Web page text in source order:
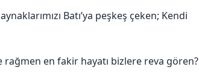
Batı’ya peşkeş çeken; Kendi
en fakir hayatı bizlere reva gören?